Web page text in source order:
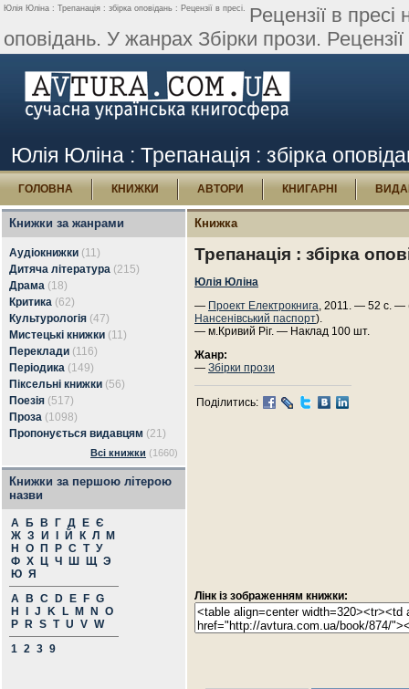
Юлія Юліна : Трепанація : збірка оповідань : Рецензії в пресі. Рецензії в
оповідань. У жанрах Збірки прози. Рецензії
Юлія Юліна : Трепанація : збірка
ГОЛОВНА КНИЖКИ АВТОРИ КНИГАРНІ
Книжки за жанрами
Аудіокнижки (11)
Дитяча література (215)
Драма (18)
Критика (62)
Культурологія (47)
Мистецькі книжки (11)
Переклади (116)
Періодика (149)
Піксельні книжки (56)
Поезія (517)
Проза (1098)
Пропонується видавцям (21)
Всі книжки (1660)
Книжки за першою літерою
назви
А Б В Г Д Е Є
Ж З И Й К Л
М
Н
О П Р С Т У
Ф Х Ц Ч Ш Щ Э
Ю Я
A
B C D E F G
H
J K L M N
O
P
R S T U V W
1 2 3 9
Книжка
Трепанація : збірка
Юлія Юліна
— Проект Електрокнига, 2011. — 52 с. —
Нансенівський паспорт).
— м.Кривий Ріг. — Наклад 100 шт.
Жанр:
— Збірки прози
Поділитись:
Лінк із зображенням книжки: